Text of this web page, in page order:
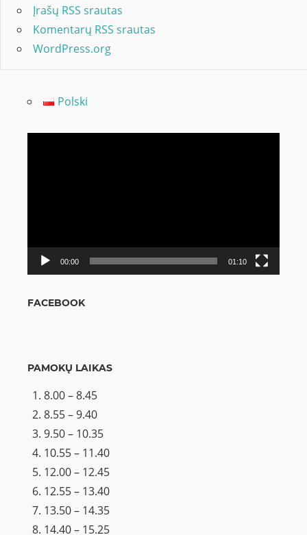
Įrašų RSS srautas
Komentarų RSS srautas
WordPress.org
Polski
00:00 01:10
FACEBOOK
PAMOKŲ LAIKAS
8.00 – 8.45
8.55 – 9.40
9.50 – 10.35
10.55 – 11.40
12.00 – 12.45
12.55 – 13.40
13.50 – 14.35
14.40 – 15.25